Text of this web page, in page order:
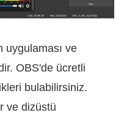
uygulaması ve
OBS'de ücretli
bulabilirsiniz.
ve dizüstü